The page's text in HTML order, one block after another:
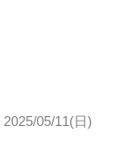
2025/05/11(日)